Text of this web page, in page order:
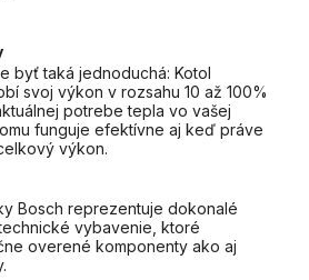
byť taká jednoduchá: Kotol
svoj výkon v rozsahu 10 až 100%
potrebe tepla vo vašej
funguje efektívne aj keď práve
výkon.
Bosch reprezentuje dokonalé
vybavenie, ktoré
overené komponenty ako aj